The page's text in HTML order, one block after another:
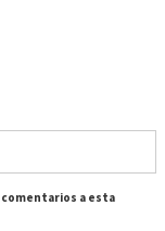
a esta